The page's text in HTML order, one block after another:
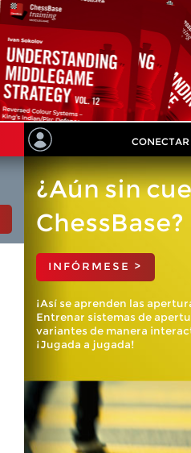
CONECTAR
¿Aún sin
ChessBase?
INFÓRMESE >
¡Así se aprenden las
Entrenar sistemas de
variantes de manera
¡Jugada a jugada!